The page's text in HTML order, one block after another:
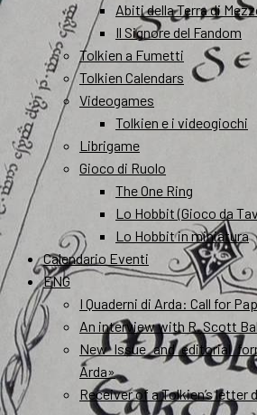
Abiti della Terra di
Il Signore del Fandom
Tolkien a Fumetti
Tolkien Calendars
Videogames
Tolkien e i videogiochi
Librigame
Gioco di Ruolo
The One Ring
Lo Hobbit (Gioco da
Lo Hobbit in miniatura
Calendario Eventi
ENG
I Quaderni di Arda: Call for
An interview with R. Scott
New Issue and editorial
Arda»
Receiver of a Tolkien’s letter